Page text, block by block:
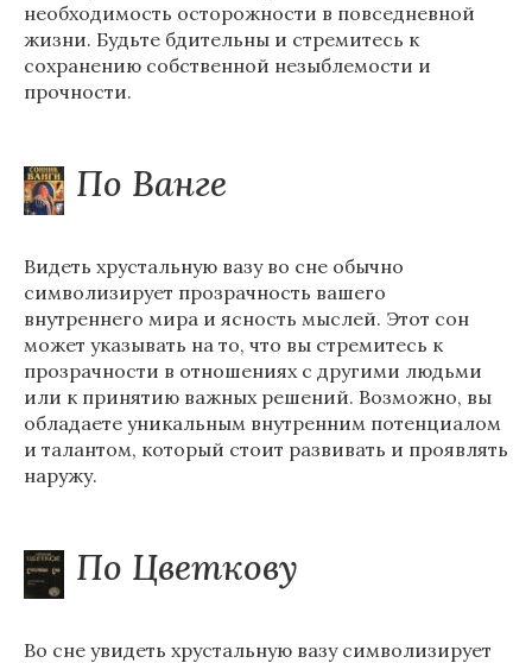
необходимость осторожности в повседневной
жизни. Будьте бдительны и стремитесь к
сохранению собственной незыблемости и
прочности.
По Ванге
Видеть хрустальную вазу во сне обычно
символизирует прозрачность вашего
внутреннего мира и ясность мыслей. Этот сон
может указывать на то, что вы стремитесь к
прозрачности в отношениях с другими людьми
или к принятию важных решений. Возможно, вы
обладаете уникальным внутренним потенциалом
и талантом, который стоит развивать и проявлять
наружу.
По Цветкову
Во сне увидеть хрустальную вазу символизирует